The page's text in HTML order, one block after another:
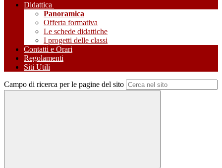
Didattica
Panoramica
Offerta formativa
Le schede didattiche
I progetti delle classi
Contatti e Orari
Regolamenti
Siti Utili
Campo di ricerca per le pagine del sito